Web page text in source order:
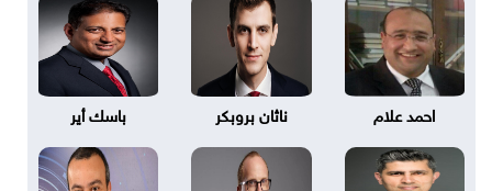
احمد علام ناثان بروبكر باسك أير